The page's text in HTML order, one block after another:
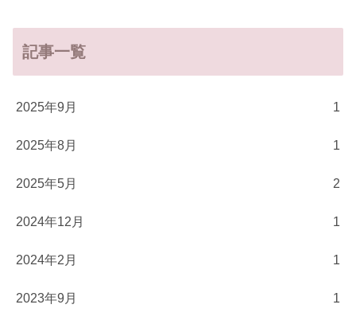
記事一覧
2025年9月 1
2025年8月 1
2025年5月 2
2024年12月 1
2024年2月 1
2023年9月 1